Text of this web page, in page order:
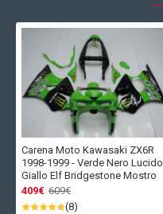
Carena Moto Kawasaki ZX6R
1998-1999 - Verde Nero Lucido
Giallo Elf Bridgestone Mostro
409€ 609€
(8)